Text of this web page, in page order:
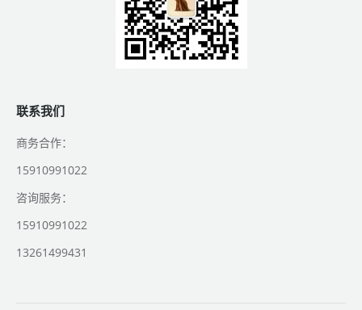
联系我们
商务合作：
15910991022
咨询服务：
15910991022
13261499431